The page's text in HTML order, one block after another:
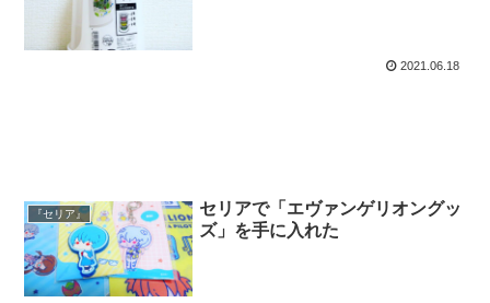
2021.06.18
『セリア』
セリアで「エヴァンゲリオングッ
ズ」を手に入れた